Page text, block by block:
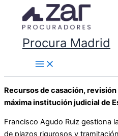
Procura Madrid
Recursos de casación,
máxima institución judicial de
Francisco Agudo Ruiz gestiona
de plazos rigurosos y